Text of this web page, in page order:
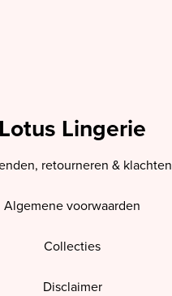
Lotus Lingerie
retourneren & klachten
Algemene voorwaarden
Collecties
Disclaimer